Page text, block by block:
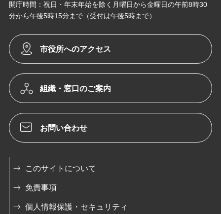
開庁時間：祝日・年末年始を除く月曜日から金曜日の午前8時30
分から午後5時15分まで（受付は午後5時まで）
市役所へのアクセス
組織・窓口のご案内
お問い合わせ
このサイトについて
免責事項
個人情報保護・セキュリティ